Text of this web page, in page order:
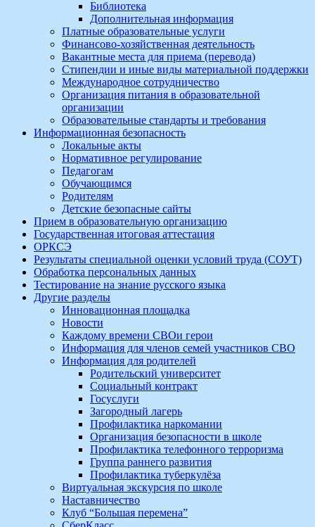
Библиотека
Дополнительная информация
Платные образовательные услуги
Финансово-хозяйственная деятельность
Вакантные места для приема (перевода)
Стипендии и иные виды материальной поддержки
Международное сотрудничество
Организация питания в образовательной
организации
Образовательные стандарты и требования
Информационная безопасность
Локальные акты
Нормативное регулирование
Педагогам
Обучающимся
Родителям
Детские безопасные сайты
Прием в образовательную организацию
Государственная итоговая аттестация
ОРКСЭ
Результаты специальной оценки условий труда (СОУТ)
Обработка персональных данных
Тестирование на знание русского языка
Другие разделы
Инновационная площадка
Новости
Каждому времени СВОи герои
Информация для членов семей участников СВО
Информация для родителей
Родительский университет
Социальный контракт
Госуслуги
Загородный лагерь
Профилактика наркомании
Организация безопасности в школе
Профилактика телефонного терроризма
Группа раннего развития
Профилактика туберкулёза
Виртуальная экскурсия по школе
Наставничество
Клуб “Большая перемена”